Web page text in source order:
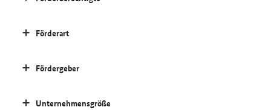
Förderart
Fördergeber
Unternehmensgröße